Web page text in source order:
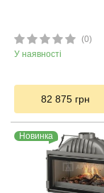
(0)
У наявності
82 875 грн
Новинка